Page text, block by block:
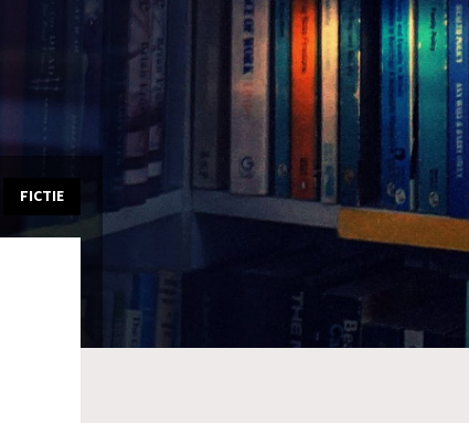
FICTIE